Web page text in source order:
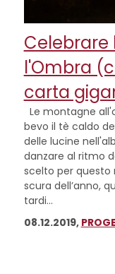
Celebrare
l'Ombra
carta
Le montagne
bevo il tè caldo
delle lucine
danzare al ritmo
scelto per questo
scura dell’anno,
tardi...
08.12.2019,